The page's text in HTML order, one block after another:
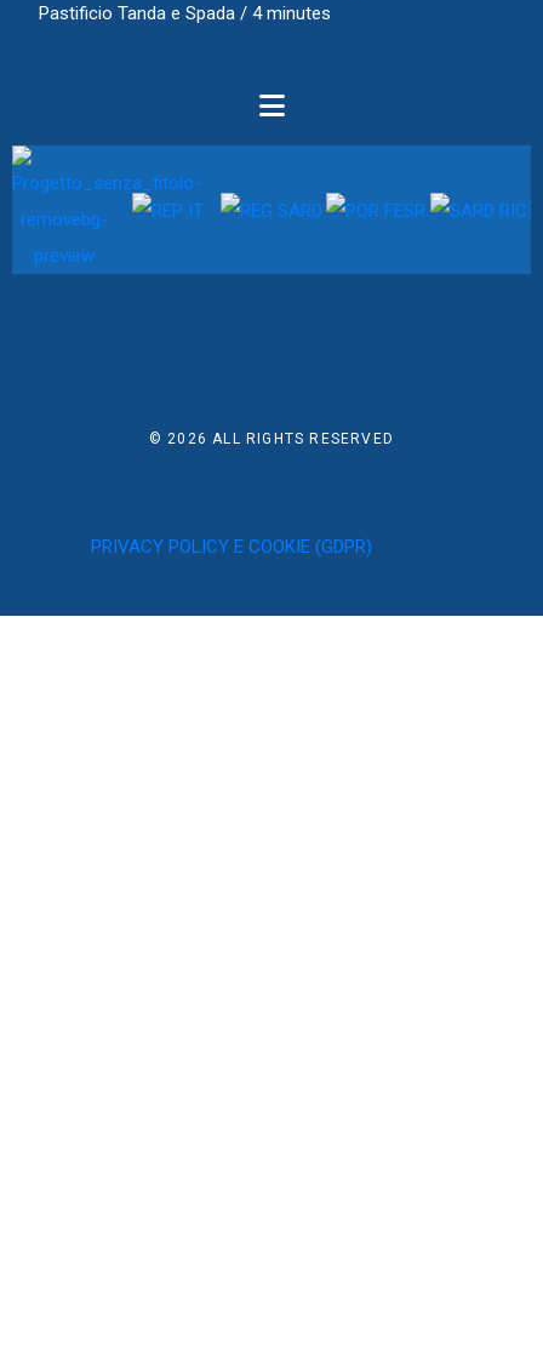
Pastificio Tanda e Spada / 4 minutes
© 2026ALL RIGHTS RESERVED
PRIVACY POLICY E COOKIE (GDPR)